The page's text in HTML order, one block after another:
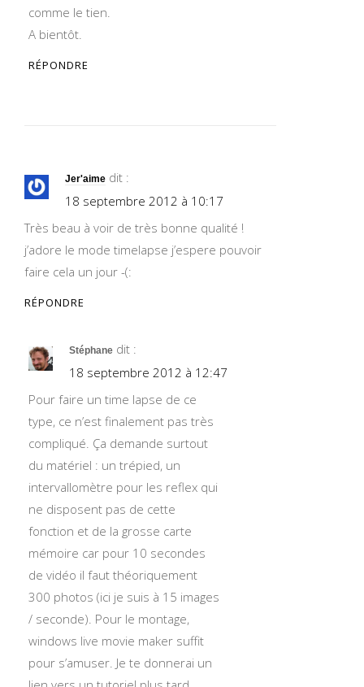
comme le tien.
A bientôt.
RÉPONDRE
Jer'aime dit :
18 septembre 2012 à 10:17
Très beau à voir de très bonne qualité !
j’adore le mode timelapse j’espere pouvoir
faire cela un jour -(:
RÉPONDRE
Stéphane dit :
18 septembre 2012 à 12:47
Pour faire un time lapse de ce
type, ce n’est finalement pas très
compliqué. Ça demande surtout
du matériel : un trépied, un
intervallomètre pour les reflex qui
ne disposent pas de cette
fonction et de la grosse carte
mémoire car pour 10 secondes
de vidéo il faut théoriquement
300 photos (ici je suis à 15 images
/ seconde). Pour le montage,
windows live movie maker suffit
pour s’amuser. Je te donnerai un